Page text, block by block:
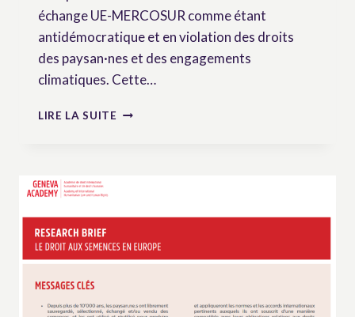
échange UE-MERCOSUR comme étant
antidémocratique et en violation des droits
des paysan·nes et des engagements
climatiques. Cette…
LIRE LA SUITE L’ALE
ET
LES